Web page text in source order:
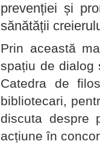
prevenției și
sănătății
Prin această
spațiu de dialog
Catedra de
bibliotecari,
discuta despre
acțiune în